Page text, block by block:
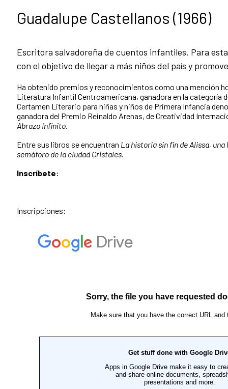
Guadalupe Castellanos (1966)
Escritora salvadoreña de cuentos infantiles. Para
con el objetivo de llegar a más niños del país y
Ha obtenido premios y reconocimientos como una mención
Literatura Infantil Centroamericana, ganadora en la categoría
Certamen Literario para niñas y niños de Primera Infancia
ganadora del Premio Reinaldo Arenas, de Creatividad
Abrazo Infinito.
Entre sus libros se encuentran La historia sin fin de Alissa, una
semáforo de la ciudad Cristales.
Inscríbete:
Inscripciones: